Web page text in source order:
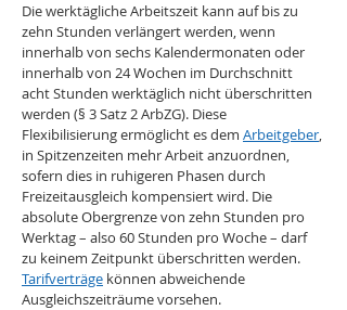
Die werktägliche Arbeitszeit kann auf bis zu
zehn Stunden verlängert werden, wenn
innerhalb von sechs Kalendermonaten oder
innerhalb von 24 Wochen im Durchschnitt
acht Stunden werktäglich nicht überschritten
werden (§ 3 Satz 2 ArbZG). Diese
Flexibilisierung ermöglicht es dem Arbeitgeber,
in Spitzenzeiten mehr Arbeit anzuordnen,
sofern dies in ruhigeren Phasen durch
Freizeitausgleich kompensiert wird. Die
absolute Obergrenze von zehn Stunden pro
Werktag – also 60 Stunden pro Woche – darf
zu keinem Zeitpunkt überschritten werden.
Tarifverträge können abweichende
Ausgleichszeiträume vorsehen.